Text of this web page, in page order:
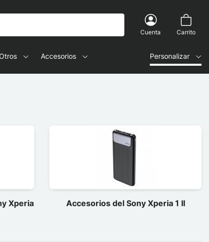
Cuenta Carrito
Accesorios Personalizar
Xperia
Accesorios del Sony Xperia 1 II